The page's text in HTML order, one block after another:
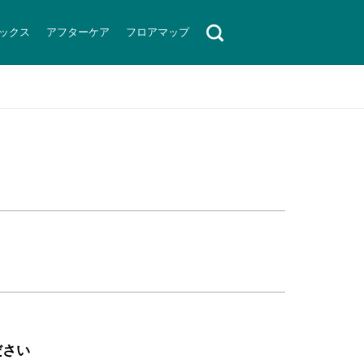
クス アフターケア フロアマップ
い